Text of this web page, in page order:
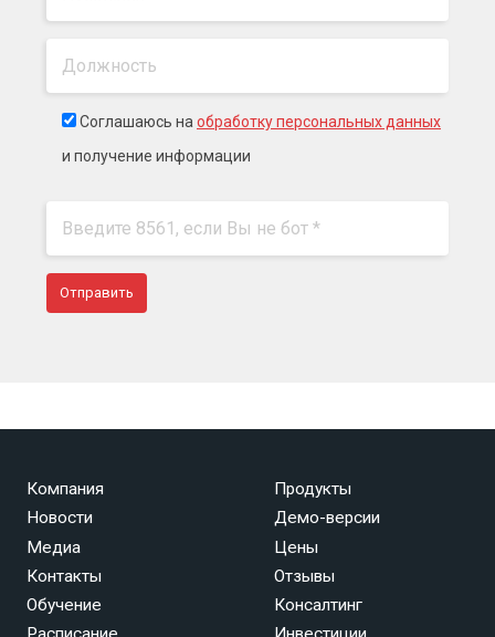
Соглашаюсь на обработку персональных данных
и получение информации
Компания
Новости
Медиа
Контакты
Продукты
Демо-версии
Цены
Отзывы
Обучение
Консалтинг